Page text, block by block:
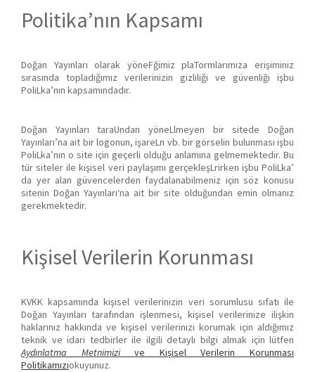
Politika’nın Kapsamı
Doğan Yayınları olarak yöneFğimiz plaTormlarımıza erişiminiz
sırasında topladığımız verilerinizin gizliliği ve güvenliği işbu
PoliLka’nın kapsamındadır.
Doğan Yayınları taraUndan yöneLlmeyen bir sitede Doğan
Yayınları’na ait bir logonun, işareLn vb. bir görselin bulunması işbu
PoliLka’nın o site için geçerli olduğu anlamına gelmemektedir. Bu
tür siteler ile kişisel veri paylaşımı gerçekleşLrirken işbu PoliLka’
da yer alan güvencelerden faydalanabilmeniz için söz konusu
sitenin Doğan Yayınları‘na ait bir site olduğundan emin olmanız
gerekmektedir.
Kişisel Verilerin Korunması
KVKK kapsamında kişisel verilerinizin veri sorumlusu sıfatı ile
Doğan Yayınları tarafından işlenmesi, kişisel verilerinize ilişkin
haklarınız hakkında ve kişisel verilerinizi korumak için aldığımız
teknik ve idari tedbirler ile ilgili detaylı bilgi almak için lütfen
Aydınlatma Metnimizive Kişisel Verilerin Korunması
Politikamızıokuyunuz.